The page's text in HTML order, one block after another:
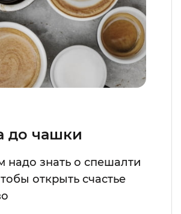
до чашки
надо знать о спешалти
открыть счастье